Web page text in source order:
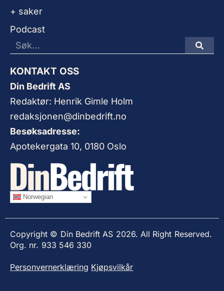
+ saker
Podcast
KONTAKT OSS
Din Bedrift AS
Redaktør: Henrik Gimle Holm
redaksjonen@dinbedrift.no
Besøksadresse:
Apotekergata 10, 0180 Oslo
Norwegian
Copyright © Din Bedrift AS 2026. All Right Reserved.
Org. nr. 933 546 330
Personvernerklæring Kjøpsvilkår